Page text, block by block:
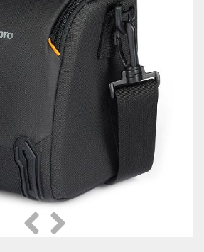
PrethodnaSlijedeća